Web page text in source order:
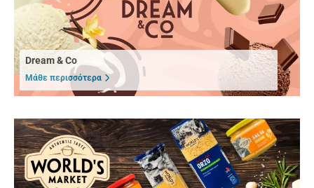
Dream & Co
Μάθε περισσότερα